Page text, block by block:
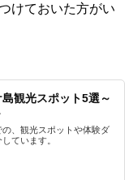
けておいた方がい
観光スポット5選～
、観光スポットや体験ダ
ています。